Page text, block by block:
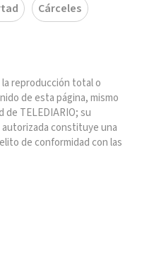
Cárceles
reproducción total o
de esta página, mismo
de TELEDIARIO; su
constituye una
de conformidad con las